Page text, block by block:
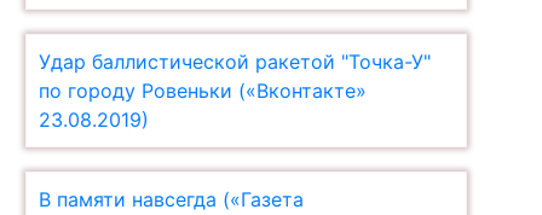
Удар баллистической ракетой "Точка-У"
по городу Ровеньки («Вконтакте»
23.08.2019)
В памяти навсегда («Газета